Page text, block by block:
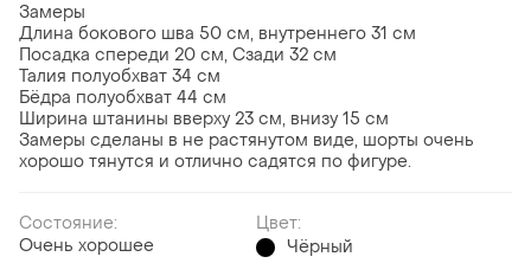
Замеры
Длина бокового шва 50 см, внутреннего 31 см
Посадка спереди 20 см, Сзади 32 см
Талия полуобхват 34 см
Бёдра полуобхват 44 см
Ширина штанины вверху 23 см, внизу 15 см
Замеры сделаны в не растянутом виде, шорты очень
хорошо тянутся и отлично садятся по фигуре.
Состояние:
Очень хорошее
Цвет:
Чёрный